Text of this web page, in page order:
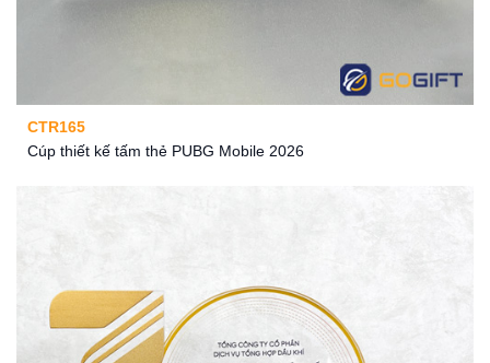
CTR165
Cúp thiết kế tấm thẻ PUBG Mobile 2026